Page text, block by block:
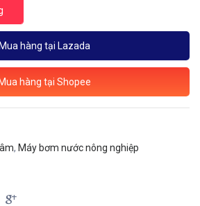
Mua hàng tại Lazada
Mua hàng tại Shopee
, Máy bơm nước nông nghiệp